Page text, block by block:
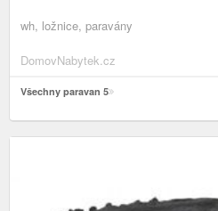
wh, ložnice, paravány
DomovNabytek.cz
Všechny paravan 5